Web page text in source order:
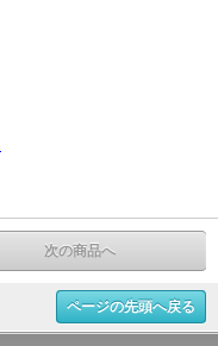
次の商品へ
ページの先頭へ戻る